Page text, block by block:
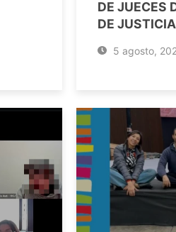
DE JUECES
DE JUSTICIA
5 agosto,